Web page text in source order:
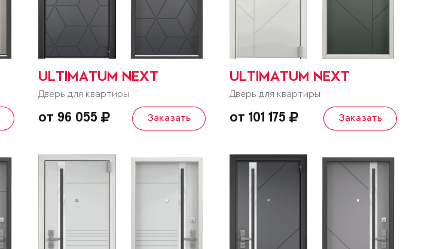
ULTIMATUM NEXT
Дверь для квартиры
от 96 055 Заказать
ULTIMATUM NEXT
Дверь для квартиры
от 101 175 Заказать